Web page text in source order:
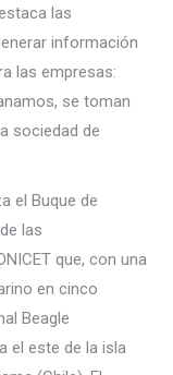
las
información
las empresas:
se toman
sociedad de
el Buque de
las
que, con una
en cinco
Beagle
el este de la isla